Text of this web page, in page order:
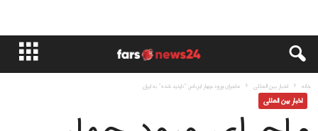
خانه اخبار بین المللی ماجرای ورود چهار ایرباس “ناپدید شده” بە ایران
اخبار بین المللی